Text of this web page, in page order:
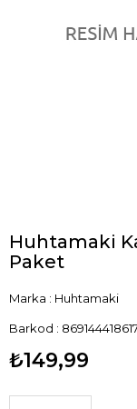
Huhtamaki
Paket
Marka : Huhtamaki
Barkod :
₺149,99